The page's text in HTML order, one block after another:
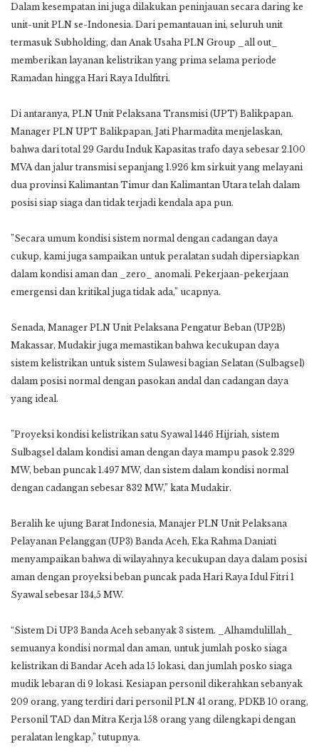
Dalam kesempatan ini juga dilakukan peninjauan secara daring ke
unit-unit PLN se-Indonesia. Dari pemantauan ini, seluruh unit
termasuk Subholding, dan Anak Usaha PLN Group _all out_
memberikan layanan kelistrikan yang prima selama periode
Ramadan hingga Hari Raya Idulfitri.
Di antaranya, PLN Unit Pelaksana Transmisi (UPT) Balikpapan.
Manager PLN UPT Balikpapan, Jati Pharmadita menjelaskan,
bahwa dari total 29 Gardu Induk Kapasitas trafo daya sebesar 2.100
MVA dan jalur transmisi sepanjang 1.926 km sirkuit yang melayani
dua provinsi Kalimantan Timur dan Kalimantan Utara telah dalam
posisi siap siaga dan tidak terjadi kendala apa pun.
”Secara umum kondisi sistem normal dengan cadangan daya
cukup, kami juga sampaikan untuk peralatan sudah dipersiapkan
dalam kondisi aman dan _zero_ anomali. Pekerjaan-pekerjaan
emergensi dan kritikal juga tidak ada,” ucapnya.
Senada, Manager PLN Unit Pelaksana Pengatur Beban (UP2B)
Makassar, Mudakir juga memastikan bahwa kecukupan daya
sistem kelistrikan untuk sistem Sulawesi bagian Selatan (Sulbagsel)
dalam posisi normal dengan pasokan andal dan cadangan daya
yang ideal.
”Proyeksi kondisi kelistrikan satu Syawal 1446 Hijriah, sistem
Sulbagsel dalam kondisi aman dengan daya mampu pasok 2.329
MW, beban puncak 1.497 MW, dan sistem dalam kondisi normal
dengan cadangan sebesar 832 MW,” kata Mudakir.
Beralih ke ujung Barat Indonesia, Manajer PLN Unit Pelaksana
Pelayanan Pelanggan (UP3) Banda Aceh, Eka Rahma Daniati
menyampaikan bahwa di wilayahnya kecukupan daya dalam posisi
aman dengan proyeksi beban puncak pada Hari Raya Idul Fitri 1
Syawal sebesar 134,5 MW.
“Sistem Di UP3 Banda Aceh sebanyak 3 sistem. _Alhamdulillah_
semuanya kondisi normal dan aman, untuk jumlah posko siaga
kelistrikan di Bandar Aceh ada 15 lokasi, dan jumlah posko siaga
mudik lebaran di 9 lokasi. Kesiapan personil dikerahkan sebanyak
209 orang, yang terdiri dari personil PLN 41 orang, PDKB 10 orang,
Personil TAD dan Mitra Kerja 158 orang yang dilengkapi dengan
peralatan lengkap,” tutupnya.